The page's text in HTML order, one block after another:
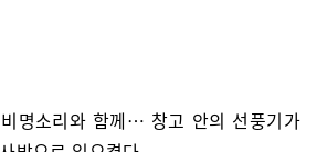
명소리와 함께… 창고 안의 선풍기가